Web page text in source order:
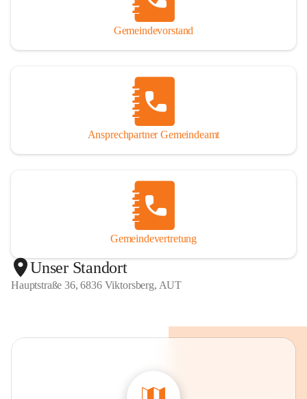
Gemeindevorstand
Ansprechpartner Gemeindeamt
Gemeindevertretung
Unser Standort
Hauptstraße 36, 6836 Viktorsberg, AUT